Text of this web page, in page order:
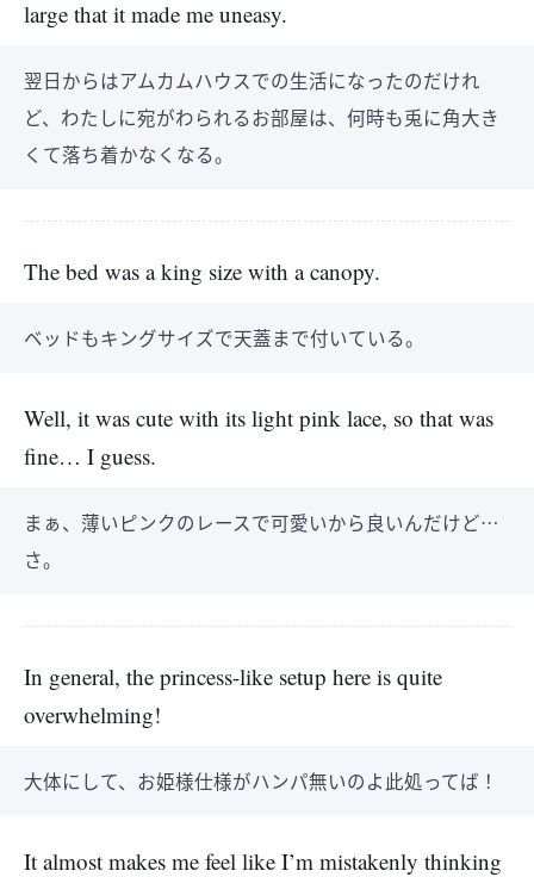
large that it made me uneasy.
翌日からはアムカムハウスでの生活になったのだけれ
ど、わたしに宛がわられるお部屋は、何時も兎に角大き
くて落ち着かなくなる。
The bed was a king size with a canopy.
ベッドもキングサイズで天蓋まで付いている。
Well, it was cute with its light pink lace, so that was
fine… I guess.
まぁ、薄いピンクのレースで可愛いから良いんだけど…
さ。
In general, the princess-like setup here is quite
overwhelming!
大体にして、お姫様仕様がハンパ無いのよ此処ってば！
It almost makes me feel like I’m mistakenly thinking